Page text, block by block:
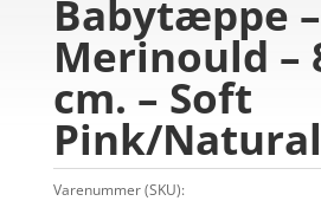
Babytæppe –
Merinould –
cm. – Soft
Pink/Natural
Varenummer (SKU):